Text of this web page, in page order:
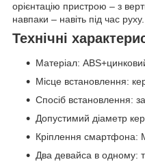
орієнтацію пристрою – з
навпаки – навіть під час руху.
Технічні
Матеріал:
Місце встановлення:
Спосіб встановлення:
Допустимий діаметр
Кріплення смартфона:
Два девайса в одному: